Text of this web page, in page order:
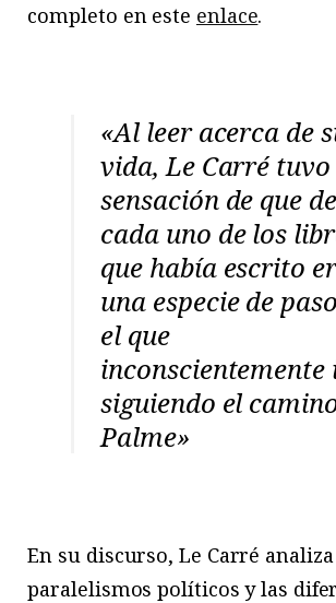
completo en este enlace.
«Al leer acerca de
vida, Le Carré
sensación de que de
cada uno de los
que había escrito
una especie de
el que
inconscientemente
siguiendo el
Palme»
En su discurso, Le Carré
paralelismos políticos y las